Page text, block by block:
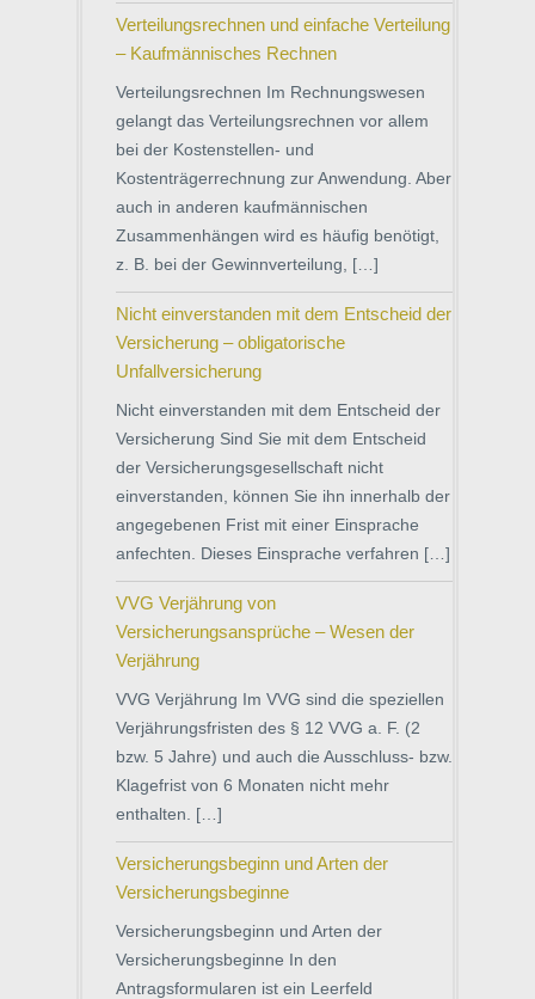
Verteilungsrechnen und einfache Verteilung
– Kaufmännisches Rechnen
Verteilungsrechnen Im Rechnungswesen
gelangt das Verteilungsrechnen vor allem
bei der Kostenstellen- und
Kostenträgerrechnung zur Anwendung. Aber
auch in anderen kaufmännischen
Zusammenhängen wird es häufig benötigt,
z. B. bei der Gewinnverteilung, […]
Nicht einverstanden mit dem Entscheid der
Versicherung – obligatorische
Unfallversicherung
Nicht einverstanden mit dem Entscheid der
Versicherung Sind Sie mit dem Entscheid
der Versicherungsgesellschaft nicht
einverstanden, können Sie ihn innerhalb der
angegebenen Frist mit einer Einsprache
anfechten. Dieses Einsprache verfahren […]
VVG Verjährung von
Versicherungsansprüche – Wesen der
Verjährung
VVG Verjährung Im VVG sind die speziellen
Verjährungsfristen des § 12 VVG a. F. (2
bzw. 5 Jahre) und auch die Ausschluss- bzw.
Klagefrist von 6 Monaten nicht mehr
enthalten. […]
Versicherungsbeginn und Arten der
Versicherungsbeginne
Versicherungsbeginn und Arten der
Versicherungsbeginne In den
Antragsformularen ist ein Leerfeld